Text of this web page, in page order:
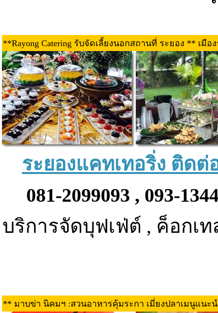
**Rayong Catering รับจัดเลี้ยงนอกสถานที่ ระยอง ** เมือง
ระยองแคทเทอริ่ง ติด
081-2099093 , 093-
บริการจัดบุฟเฟ่ต์ , ค็อกเ
** มาบข่า นิคมฯ :สวนอาหารคุ้มระกา เมี่ยงปลาเมนูแน